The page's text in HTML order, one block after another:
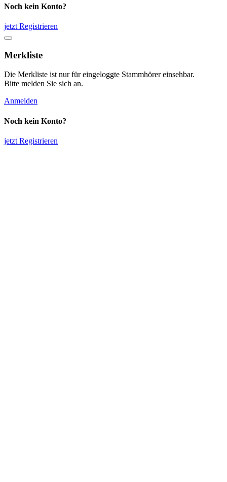
Noch kein Konto?
jetzt Registrieren
Merkliste
Die Merkliste ist nur für eingeloggte Stammhörer einsehbar.
Bitte melden Sie sich an.
Anmelden
Noch kein Konto?
jetzt Registrieren